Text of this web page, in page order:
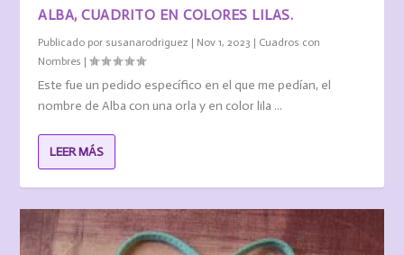
ALBA, CUADRITO EN COLORES LILAS.
Publicado por susanarodriguez | Nov 1, 2023 | Cuadros con
Nombres |
Este fue un pedido específico en el que me pedían, el
nombre de Alba con una orla y en color lila ...
LEER MÁS